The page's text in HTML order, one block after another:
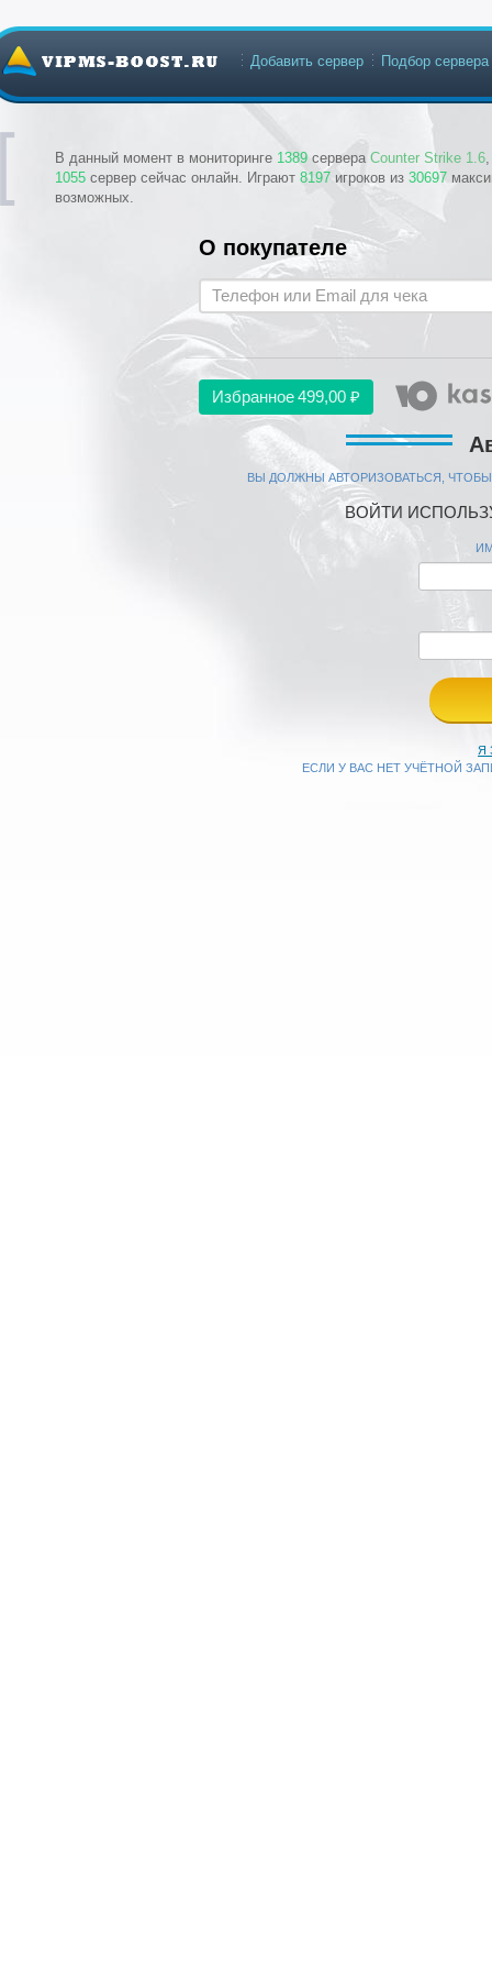
В данный момент в мониторинге 1389 сервера Counter Strike 1.6
1055 сервер сейчас онлайн. Играют 8197 игроков из 30697
возможных.
Добавить сервер Подбор сервера
О покупателе
Избранное499,00 ₽
ВЫ ДОЛЖНЫ АВТОРИЗОВАТЬСЯ,
ВОЙТИ
Я
ЕСЛИ У ВАС НЕТ УЧЁТНОЙ